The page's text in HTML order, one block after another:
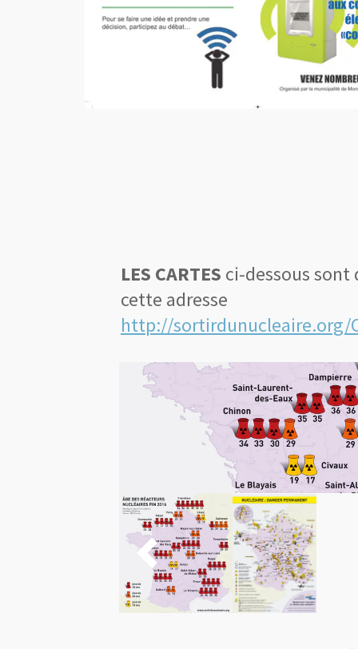
LES CARTES ci-dessous sont
cette adresse
http://sortirdunucleaire.org/
